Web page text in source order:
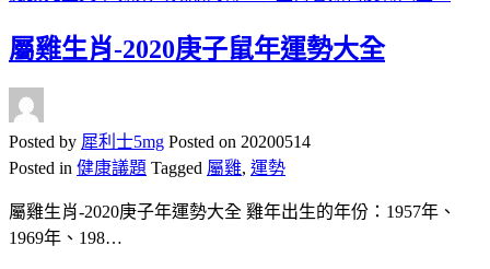
屬雞生肖-2020庚子鼠年運勢大全
Posted by 犀利士5mg Posted on 20200514
Posted in 健康議題 Tagged 屬雞, 運勢
屬雞生肖-2020庚子年運勢大全 雞年出生的年份：1957年、
1969年、198…